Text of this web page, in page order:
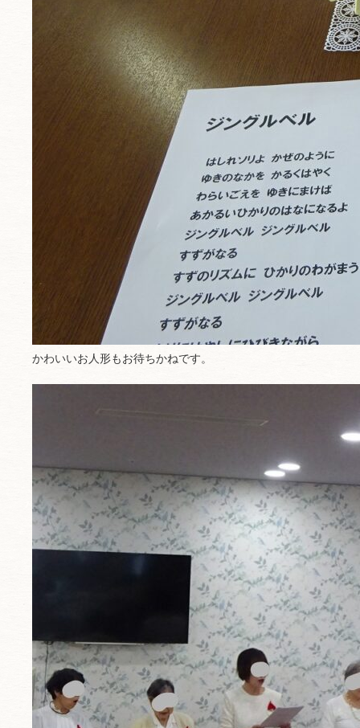
かわいいお人形もお待ちかねです。